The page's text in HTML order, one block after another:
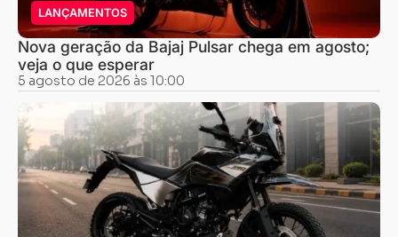
LANÇAMENTOS
Nova geração da Bajaj Pulsar chega em agosto;
veja o que esperar
5 agosto de 2026 às 10:00